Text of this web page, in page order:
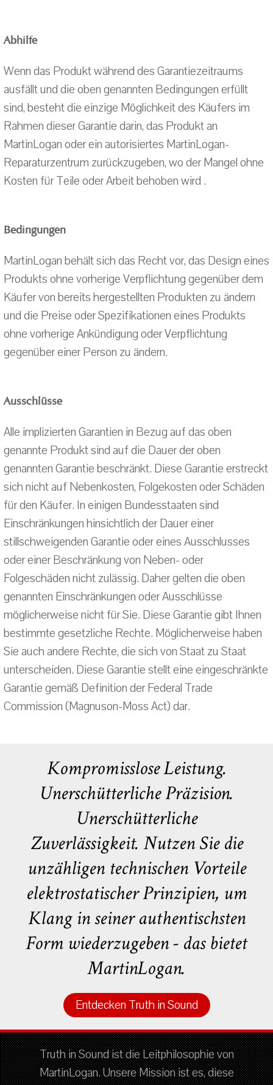
Abhilfe
Wenn das Produkt während des Garantiezeitraums
ausfällt und die oben genannten Bedingungen erfüllt
sind, besteht die einzige Möglichkeit des Käufers im
Rahmen dieser Garantie darin, das Produkt an
MartinLogan oder ein autorisiertes MartinLogan-
Reparaturzentrum zurückzugeben, wo der Mangel ohne
Kosten für Teile oder Arbeit behoben wird .
Bedingungen
MartinLogan behält sich das Recht vor, das Design eines
Produkts ohne vorherige Verpflichtung gegenüber dem
Käufer von bereits hergestellten Produkten zu ändern
und die Preise oder Spezifikationen eines Produkts
ohne vorherige Ankündigung oder Verpflichtung
gegenüber einer Person zu ändern.
Ausschlüsse
Alle implizierten Garantien in Bezug auf das oben
genannte Produkt sind auf die Dauer der oben
genannten Garantie beschränkt. Diese Garantie erstreckt
sich nicht auf Nebenkosten, Folgekosten oder Schäden
für den Käufer. In einigen Bundesstaaten sind
Einschränkungen hinsichtlich der Dauer einer
stillschweigenden Garantie oder eines Ausschlusses
oder einer Beschränkung von Neben- oder
Folgeschäden nicht zulässig. Daher gelten die oben
genannten Einschränkungen oder Ausschlüsse
möglicherweise nicht für Sie. Diese Garantie gibt Ihnen
bestimmte gesetzliche Rechte. Möglicherweise haben
Sie auch andere Rechte, die sich von Staat zu Staat
unterscheiden. Diese Garantie stellt eine eingeschränkte
Garantie gemäß Definition der Federal Trade
Commission (Magnuson-Moss Act) dar.
Kompromisslose Leistung.
Unerschütterliche Präzision.
Unerschütterliche
Zuverlässigkeit. Nutzen Sie die
unzähligen technischen Vorteile
elektrostatischer Prinzipien, um
Klang in seiner authentischsten
Form wiederzugeben - das bietet
MartinLogan.
Entdecken Truth in Sound
Truth in Sound ist die Leitphilosophie von
MartinLogan. Unsere Mission ist es, diese